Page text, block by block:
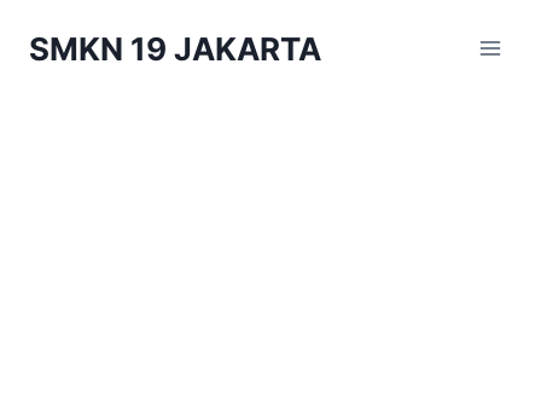
SMKN 19 JAKARTA